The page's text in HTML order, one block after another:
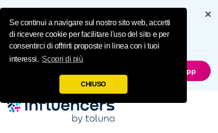
Se continui a navigare sul nostro sito web, accetti
di ricevere cookie per facilitare l'uso del sito e per
consentirci di offrirti proposte in linea con i tuoi
interessi. Scopri di più
CHIUSO
Influence Your
our app
6.5MDownloads
Get The App